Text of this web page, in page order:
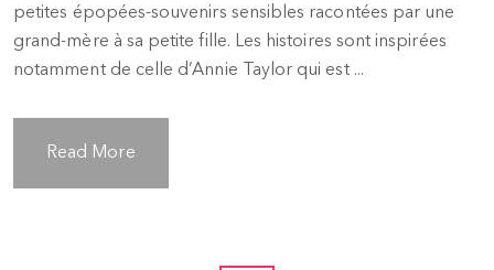
petites épopées-souvenirs sensibles racontées par une
grand-mère à sa petite fille. Les histoires sont inspirées
notamment de celle d’Annie Taylor qui est ...
Read More